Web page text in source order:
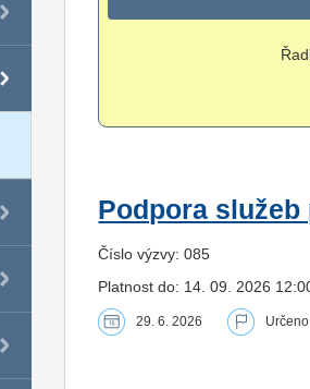
Podpora služeb
Číslo výzvy: 085
Platnost do: 14. 09. 2026
29. 6. 2026